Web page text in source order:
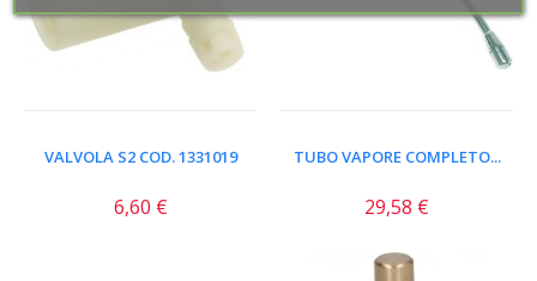
VALVOLA S2 COD. 1331019
6,60 €
TUBO VAPORE COMPLETO...
29,58 €